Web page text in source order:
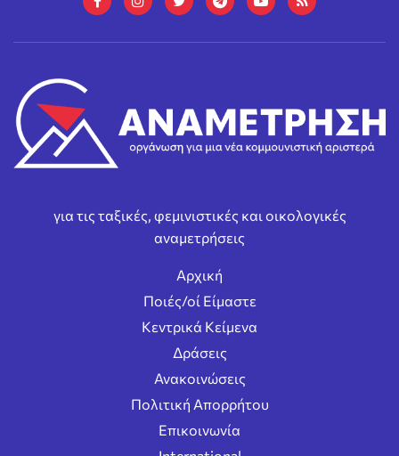
για τις ταξικές, φεμινιστικές και οικολογικές
αναμετρήσεις
Αρχική
Ποιές/οί Είμαστε
Κεντρικά Κείμενα
Δράσεις
Ανακοινώσεις
Πολιτική Απορρήτου
Επικοινωνία